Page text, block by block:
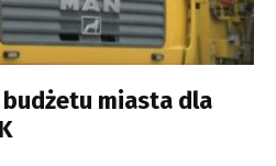
miasta dla